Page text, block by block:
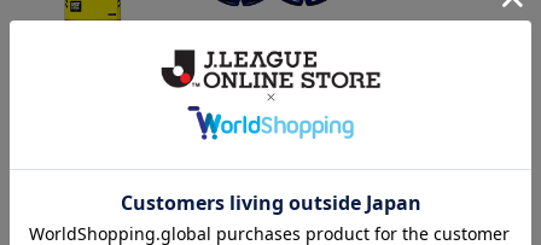
「2026/27シーズン 明治
安田J3リーグ」オーセン
[2026/27シーズン 明治安
田J3リーグ]ベビーユニフ
ォーム上下セット(FP1st
デザイン)
4,950円
田J3リーグ]ドッグシャツ
4,950円
北九州
ギラヴァンツ北九州のユニフォームを着て試合を応